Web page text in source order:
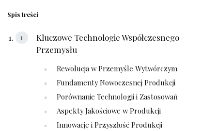
Spis treści
Kluczowe Technologie Współczesnego
Przemysłu
Rewolucja w Przemyśle Wytwórczym
Fundamenty Nowoczesnej Produkcji
Porównanie Technologii i Zastosowań
Aspekty Jakościowe w Produkcji
Innowacje i Przyszłość Produkcji